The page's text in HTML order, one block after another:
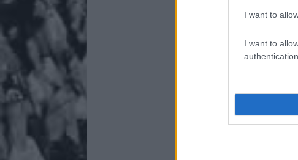
I want to
I want to